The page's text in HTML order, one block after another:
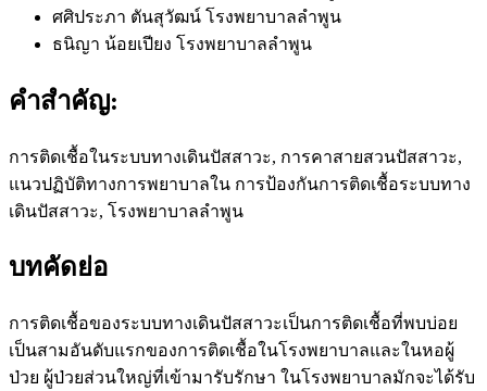
ศศิประภา ตันสุวัฒน์ โรงพยาบาลลำพูน
ธนิญา น้อยเปียง โรงพยาบาลลำพูน
คำสำคัญ:
การติดเชื้อในระบบทางเดินปัสสาวะ, การคาสายสวนปัสสาวะ,
แนวปฏิบัติทางการพยาบาลใน การป้องกันการติดเชื้อระบบทาง
เดินปัสสาวะ, โรงพยาบาลลำพูน
บทคัดย่อ
การติดเชื้อของระบบทางเดินปัสสาวะเป็นการติดเชื้อที่พบบ่อย
เป็นสามอันดับแรกของการติดเชื้อในโรงพยาบาลและในหอผู้
ป่วย ผู้ป่วยส่วนใหญ่ที่เข้ามารับรักษา ในโรงพยาบาลมักจะได้รับ